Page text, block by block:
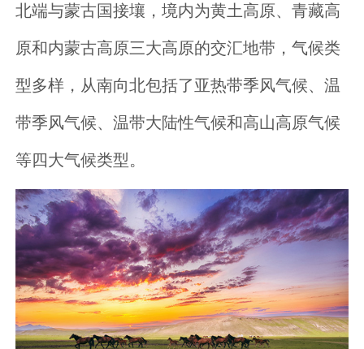
北端与蒙古国接壤，境内为黄土高原、青藏高
原和内蒙古高原三大高原的交汇地带，气候类
型多样，从南向北包括了亚热带季风气候、温
带季风气候、温带大陆性气候和高山高原气候
等四大气候类型。